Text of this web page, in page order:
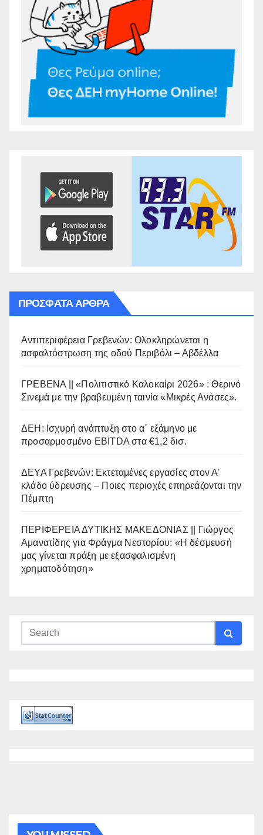
ΠΡΌΣΦΑΤΑ ΆΡΘΡΑ
Αντιπεριφέρεια Γρεβενών: Ολοκληρώνεται η
ασφαλτόστρωση της οδού Περιβόλι – Αβδέλλα
ΓΡΕΒΕΝΑ || «Πολιτιστικό Καλοκαίρι 2026» : Θερινό
Σινεμά με την βραβευμένη ταινία «Μικρές Ανάσες».
ΔΕΗ: Ισχυρή ανάπτυξη στο α΄ εξάμηνο με
προσαρμοσμένο EBITDA στα €1,2 δισ.
ΔΕΥΑ Γρεβενών: Εκτεταμένες εργασίες στον Α’
κλάδο ύδρευσης – Ποιες περιοχές επηρεάζονται την
Πέμπτη
ΠΕΡΙΦΕΡΕΙΑ ΔΥΤΙΚΗΣ ΜΑΚΕΔΟΝΙΑΣ || Γιώργος
Αμανατίδης για Φράγμα Νεστορίου: «Η δέσμευσή
μας γίνεται πράξη με εξασφαλισμένη
χρηματοδότηση»